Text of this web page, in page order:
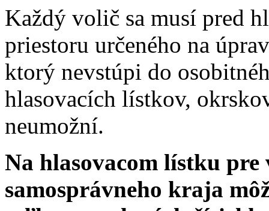
Každý volič sa musí pred
priestoru určeného na
ktorý nevstúpi do
hlasovacích lístkov,
neumožní.
Na hlasovacom lístku
samosprávneho kraja